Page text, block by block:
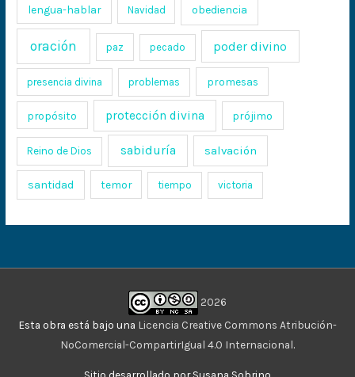
lengua-hablar Navidad obediencia
oración paz pecado poder divino
presencia divina problemas promesas
propósito protección divina prójimo
Reino de Dios sabiduría salvación
santidad temor tiempo victoria
2026
Esta obra está bajo una Licencia Creative Commons Atribución-
NoComercial-CompartirIgual 4.0 Internacional.